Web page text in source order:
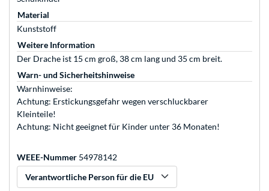
Material
Kunststoff
Weitere Information
Der Drache ist 15 cm groß, 38 cm lang und 35 cm breit.
Warn- und Sicherheitshinweise
Warnhinweise:
Achtung: Erstickungsgefahr wegen verschluckbarer
Kleinteile!
Achtung: Nicht geeignet für Kinder unter 36 Monaten!
WEEE-Nummer 54978142
Verantwortliche Person für die EU